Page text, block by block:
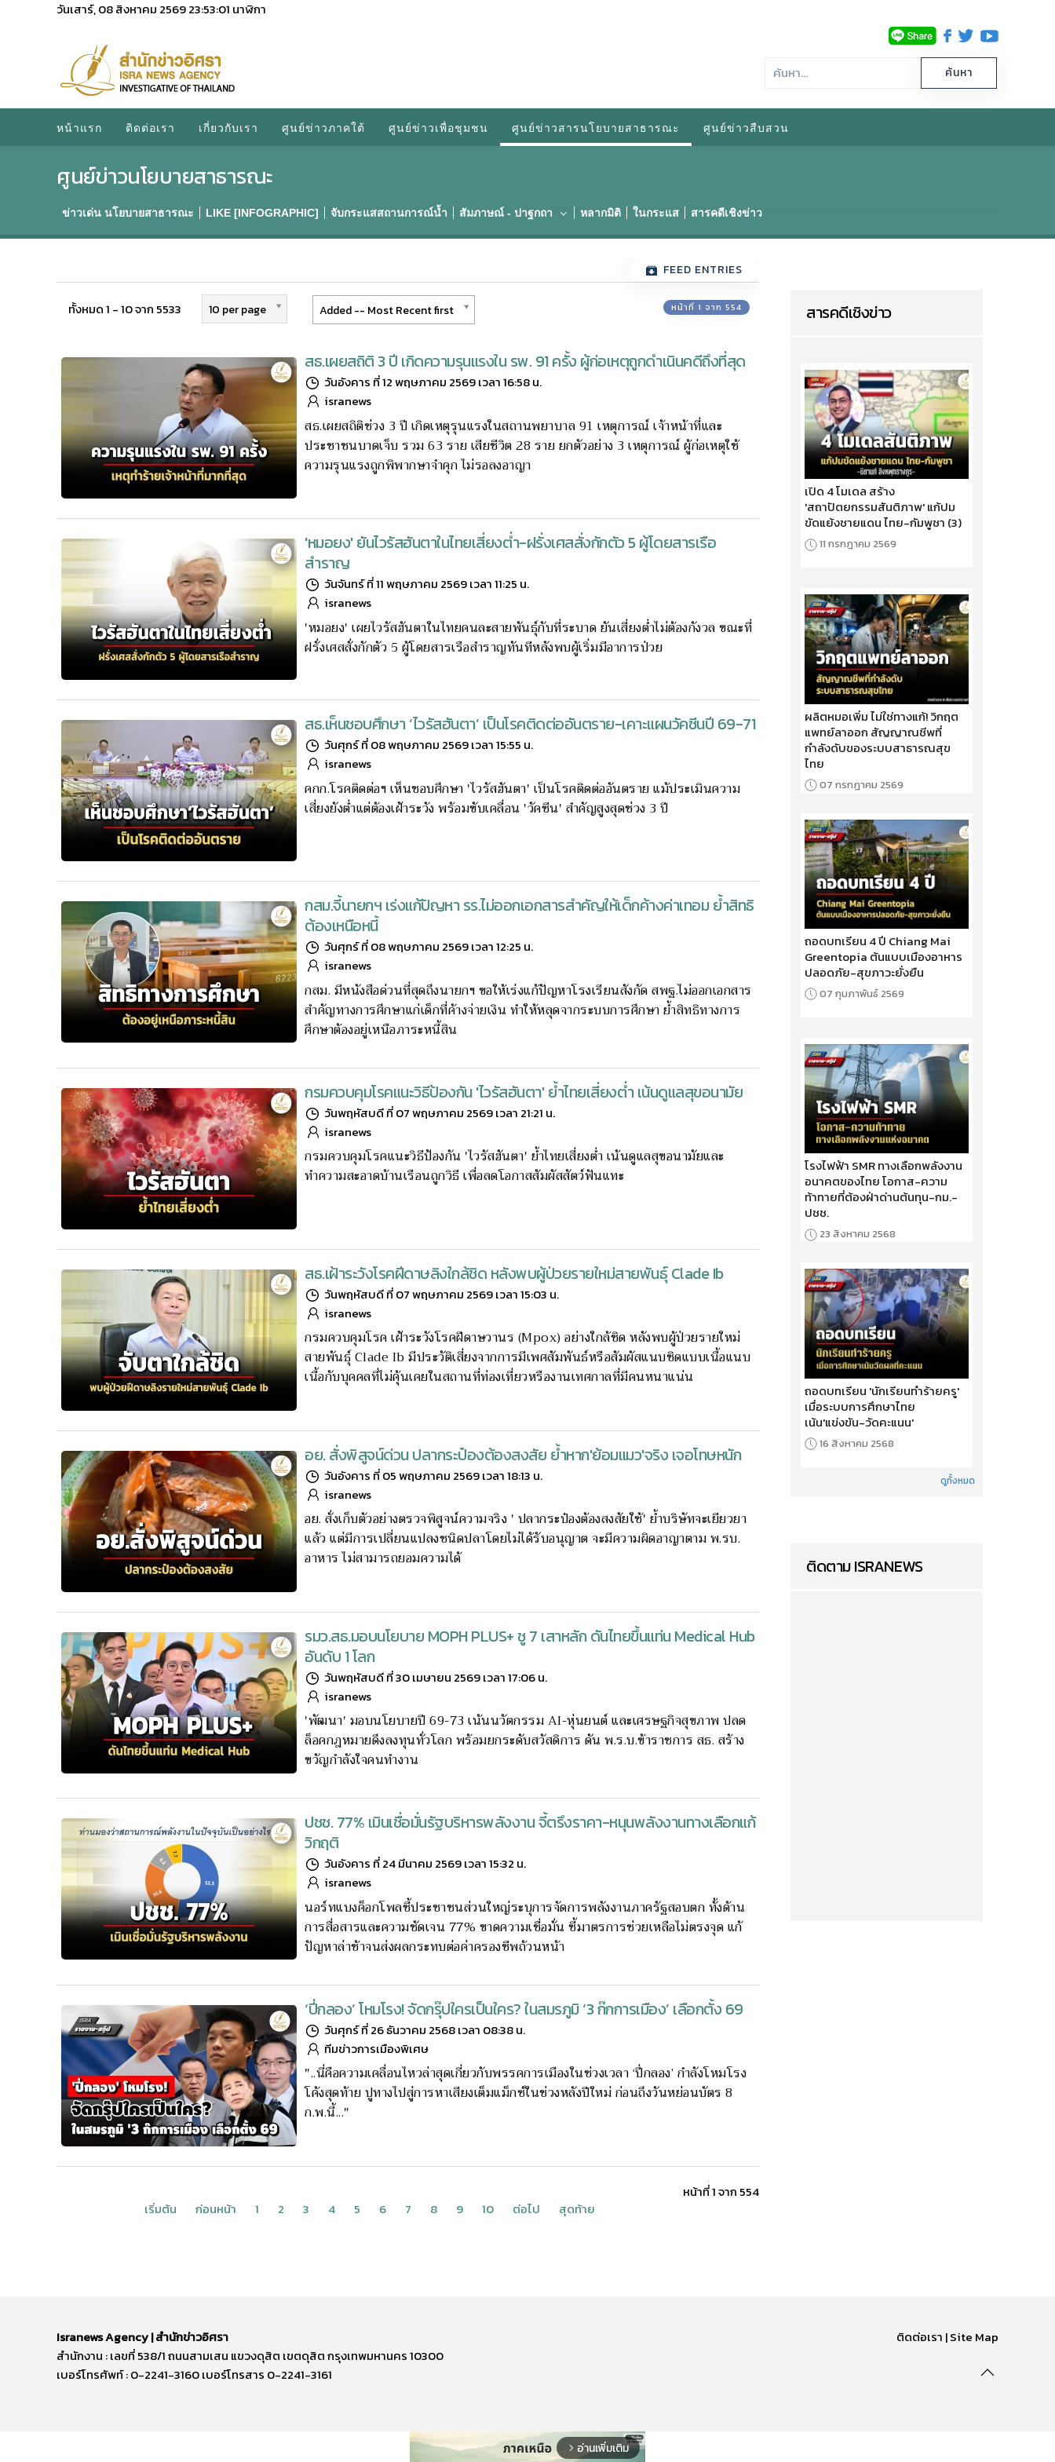
วันเสาร์, 08 สิงหาคม 256923:53:01 นาฬิกา
หน้าแรก ติดต่อเรา เกี่ยวกับเรา ศูนย์ข่าวภาคใต้ ศูนย์ข่าวเพื่อชุมชน ศูนย์ข่าวสารนโยบายสาธารณะ ศูนย์ข่าวสืบสวน
ศูนย์ข่าวนโยบายสาธารณะ
ข่าวเด่น นโยบายสาธารณะ LIKE [INFOGRAPHIC] จับกระแสสถานการณ์น้ำ สัมภาษณ์ - ปาฐกถา หลากมิติ ในกระแส สารคดีเชิงข่าว
FEED ENTRIES
ทั้งหมด 1 - 10 จาก 5533 10 per page Added -- Most Recent first หน้าที่ 1 จาก 554
สธ.เผยสถิติ 3 ปี เกิดความรุนแรงใน รพ. 91 ครั้ง ผู้ก่อเหตุถูกดำเนินคดีถึงที่สุด
วันอังคาร ที่ 12 พฤษภาคม 2569 เวลา 16:58 น.
isranews
สธ.เผยสถิติช่วง 3 ปี เกิดเหตุรุนแรงในสถานพยาบาล 91 เหตุการณ์ เจ้าหน้าที่และ
ประชาชนบาดเจ็บ รวม 63 ราย เสียชีวิต 28 ราย ยกตัวอย่าง 3 เหตุการณ์ ผู้ก่อเหตุใช้
ความรุนแรงถูกพิพากษาจำคุก ไม่รอลงอาญา
'หมอยง' ยันไวรัสฮันตาในไทยเสี่ยงต่ำ-ฝรั่งเศสสั่งกักตัว 5 ผู้โดยสารเรือ
สำราญ
วันจันทร์ ที่ 11 พฤษภาคม 2569 เวลา 11:25 น.
isranews
'หมอยง' เผยไวรัสฮันตาในไทยคนละสายพันธุ์กับที่ระบาด ยันเสี่ยงต่ำไม่ต้องกังวล ขณะที่
ฝรั่งเศสสั่งกักตัว 5 ผู้โดยสารเรือสำราญทันทีหลังพบผู้เริ่มมีอาการป่วย
สธ.เห็นชอบศึกษา ‘ไวรัสฮันตา’ เป็นโรคติดต่ออันตราย-เคาะแผนวัคซีนปี 69-71
วันศุกร์ ที่ 08 พฤษภาคม 2569 เวลา 15:55 น.
isranews
คกก.โรคติดต่อฯ เห็นชอบศึกษา 'ไวรัสฮันตา' เป็นโรคติดต่ออันตราย แม้ประเมินความ
เสี่ยงยังต่ำแต่ต้องเฝ้าระวัง พร้อมขับเคลื่อน 'วัคซีน' สำคัญสูงสุดช่วง 3 ปี
กสม.จี้นายกฯ เร่งแก้ปัญหา รร.ไม่ออกเอกสารสำคัญให้เด็กค้างค่าเทอม ย้ำสิทธิ
ต้องเหนือหนี้
วันศุกร์ ที่ 08 พฤษภาคม 2569 เวลา 12:25 น.
isranews
กสม. มีหนังสือด่วนที่สุดถึงนายกฯ ขอให้เร่งแก้ปัญหาโรงเรียนสังกัด สพฐ.ไม่ออกเอกสาร
สำคัญทางการศึกษาแก่เด็กที่ค้างจ่ายเงิน ทำให้หลุดจากระบบการศึกษา ย้ำสิทธิทางการ
ศึกษาต้องอยู่เหนือภาระหนี้สิน
กรมควบคุมโรคแนะวิธีป้องกัน 'ไวรัสฮันตา' ย้ำไทยเสี่ยงต่ำ เน้นดูแลสุขอนามัย
วันพฤหัสบดี ที่ 07 พฤษภาคม 2569 เวลา 21:21 น.
isranews
กรมควบคุมโรคแนะวิธีป้องกัน 'ไวรัสฮันตา' ย้ำไทยเสี่ยงต่ำ เน้นดูแลสุขอนามัยและ
ทำความสะอาดบ้านเรือนถูกวิธี เพื่อลดโอกาสสัมผัสสัตว์ฟันแทะ
สธ.เฝ้าระวังโรคฝีดาษลิงใกล้ชิด หลังพบผู้ป่วยรายใหม่สายพันธุ์ Clade Ib
วันพฤหัสบดี ที่ 07 พฤษภาคม 2569 เวลา 15:03 น.
isranews
กรมควบคุมโรค เฝ้าระวังโรคฝีดาษวานร (Mpox) อย่างใกล้ชิด หลังพบผู้ป่วยรายใหม่
สายพันธุ์ Clade Ib มีประวัติเสี่ยงจากการมีเพศสัมพันธ์หรือสัมผัสแนบชิดแบบเนื้อแนบ
เนื้อกับบุคคลที่ไม่คุ้นเคยในสถานที่ท่องเที่ยวหรืองานเทศกาลที่มีคนหนาแน่น
อย. สั่งพิสูจน์ด่วน ปลากระป๋องต้องสงสัย ย้ำหาก'ย้อมแมว'จริง เจอโทษหนัก
วันอังคาร ที่ 05 พฤษภาคม 2569 เวลา 18:13 น.
isranews
อย. สั่งเก็บตัวอย่างตรวจพิสูจน์ความจริง ' ปลากระป๋องต้องสงสัยใช้' ย้ำบริษัทจะเยียวยา
แล้ว แต่มีการเปลี่ยนแปลงชนิดปลาโดยไม่ได้รับอนุญาต จะมีความผิดอาญาตาม พ.รบ.
อาหาร ไม่สามารถยอมความได้
รมว.สธ.มอบนโยบาย MOPH PLUS+ ชู 7 เสาหลัก ดันไทยขึ้นแท่น Medical Hub
อันดับ 1 โลก
วันพฤหัสบดี ที่ 30 เมษายน 2569 เวลา 17:06 น.
isranews
'พัฒนา' มอบนโยบายปี 69-73 เน้นนวัตกรรม AI-หุ่นยนต์ และเศรษฐกิจสุขภาพ ปลด
ล็อคกฎหมายดึงลงทุนทั่วโลก พร้อมยกระดับสวัสดิการ ดัน พ.ร.บ.ข้าราชการ สธ. สร้าง
ขวัญกำลังใจคนทำงาน
ปชช. 77% เมินเชื่อมั่นรัฐบริหารพลังงาน จี้ตรึงราคา-หนุนพลังงานทางเลือกแก้
วิกฤติ
วันอังคาร ที่ 24 มีนาคม 2569 เวลา 15:32 น.
isranews
นอร์ทแบงค็อกโพลชี้ประชาชนส่วนใหญ่ระบุการจัดการพลังงานภาครัฐสอบตก ทั้งด้าน
การสื่อสารและความชัดเจน 77% ขาดความเชื่อมั่น ชี้มาตรการช่วยเหลือไม่ตรงจุด แก้
ปัญหาล่าช้าจนส่งผลกระทบต่อค่าครองชีพถ้วนหน้า
‘ปี่กลอง’ โหมโรง! จัดกรุ๊ปใครเป็นใคร? ในสมรภูมิ ‘3 ก๊กการเมือง’ เลือกตั้ง 69
วันศุกร์ ที่ 26 ธันวาคม 2568 เวลา 08:38 น.
ทีมข่าวการเมืองพิเศษ
"..นี่คือความเคลื่อนไหวล่าสุดเกี่ยวกับพรรคการเมืองในช่วงเวลา ‘ปี่กลอง’ กำลังโหมโรง
โค้งสุดท้าย ปูทางไปสู่การหาเสียงเต็มแม็กซ์ในช่วงหลังปีใหม่ ก่อนถึงวันหย่อนบัตร 8
ก.พ.นี้..."
หน้าที่ 1 จาก 554
เริ่มต้น
ก่อนหน้า 1 2 3 4 5 6 7 8 9 10 ต่อไป สุดท้าย
สารคดีเชิงข่าว
เปิด 4 โมเดล สร้าง
'สถาปัตยกรรมสันติภาพ' แก้ปม
ขัดแย้งชายแดน ไทย-กัมพูชา (3)
11 กรกฎาคม 2569
ผลิตหมอเพิ่ม ไม่ใช่ทางแก้! วิกฤต
แพทย์ลาออก สัญญาณชีพที่
กำลังดับของระบบสาธารณสุข
ไทย
07 กรกฎาคม 2569
ถอดบทเรียน 4 ปี Chiang Mai
Greentopia ต้นแบบเมืองอาหาร
ปลอดภัย-สุขภาวะยั่งยืน
07 กุมภาพันธ์ 2569
โรงไฟฟ้า SMR ทางเลือกพลังงาน
อนาคตของไทย โอกาส-ความ
ท้าทายที่ต้องฝ่าด่านต้นทุน-กม.-
ปชช.
23 สิงหาคม 2568
ถอดบทเรียน 'นักเรียนทำร้ายครู'
เมื่อระบบการศึกษาไทย
เน้น'แข่งขัน-วัดคะแนน'
16 สิงหาคม 2568
ดูทั้งหมด
ติดตาม ISRANEWS
Isranews Agency | สำนักข่าวอิศรา
สำนักงาน : เลขที่ 538/1 ถนนสามเสน แขวงดุสิต เขตดุสิต กรุงเทพมหานคร 10300
เบอร์โทรศัพท์ : 0-2241-3160 เบอร์โทรสาร 0-2241-3161
ติดต่อเรา | Site Map
arrow_forward_ios อ่านเพิ่มเติม